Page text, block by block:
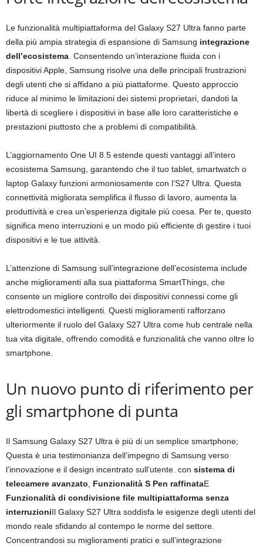
Le funzionalità multipiattaforma del Galaxy S27 Ultra fanno parte
della più ampia strategia di espansione di Samsung integrazione
dell’ecosistema. Consentendo un’interazione fluida con i
dispositivi Apple, Samsung risolve una delle principali frustrazioni
degli utenti che si affidano a più piattaforme. Questo approccio
riduce al minimo le limitazioni dei sistemi proprietari, dandoti la
libertà di scegliere i dispositivi in ​​base alle loro caratteristiche e
prestazioni piuttosto che a problemi di compatibilità.
L’aggiornamento One UI 8.5 estende questi vantaggi all’intero
ecosistema Samsung, garantendo che il tuo tablet, smartwatch o
laptop Galaxy funzioni armoniosamente con l’S27 Ultra. Questa
connettività migliorata semplifica il flusso di lavoro, aumenta la
produttività e crea un’esperienza digitale più coesa. Per te, questo
significa meno interruzioni e un modo più efficiente di gestire i tuoi
dispositivi e le tue attività.
L’attenzione di Samsung sull’integrazione dell’ecosistema include
anche miglioramenti alla sua piattaforma SmartThings, che
consente un migliore controllo dei dispositivi connessi come gli
elettrodomestici intelligenti. Questi miglioramenti rafforzano
ulteriormente il ruolo del Galaxy S27 Ultra come hub centrale nella
tua vita digitale, offrendo comodità e funzionalità che vanno oltre lo
smartphone.
Un nuovo punto di riferimento per
gli smartphone di punta
Il Samsung Galaxy S27 Ultra è più di un semplice smartphone;
Questa è una testimonianza dell’impegno di Samsung verso
l’innovazione e il design incentrato sull’utente. con sistema di
telecamere avanzato, Funzionalità S Pen raffinataE
Funzionalità di condivisione file multipiattaforma senza
interruzioniIl Galaxy S27 Ultra soddisfa le esigenze degli utenti del
mondo reale sfidando al contempo le norme del settore.
Concentrandosi su miglioramenti pratici e sull’integrazione